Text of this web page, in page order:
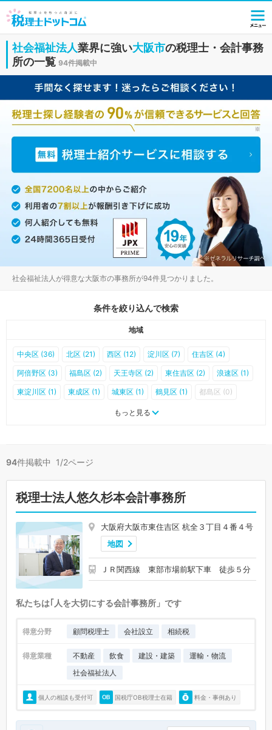
社会福祉法人業界に強い大阪市の税理士・会計事務
所の一覧 94件掲載中
社会福祉法人が得意な大阪市の事務所が94件見つかりました。
条件を絞り込んで検索
地域
中央区 (36) 北区 (21) 西区 (12) 淀川区 (7) 住吉区 (4)
阿倍野区 (3) 福島区 (2) 天王寺区 (2) 東住吉区 (2) 浪速区 (1)
東淀川区 (1) 東成区 (1) 城東区 (1) 鶴見区 (1) 都島区 (0)
大正区 (0) 西淀川区 (0)
もっと見る
94件掲載中 1/2ページ
税理士法人悠久杉本会計事務所
大阪府大阪市東住吉区 杭全３丁目４番４号
地図
ＪＲ関西線 東部市場前駅下車 徒歩５分
私たちは｢人を大切にする会計事務所」です
得意分野 顧問税理士 会社設立 相続税
得意業種 不動産 飲食 建設・建築
運輸・物流
社会福祉法人
個人の相談も受付可 国税庁OB税理士在籍 料金・事例あり